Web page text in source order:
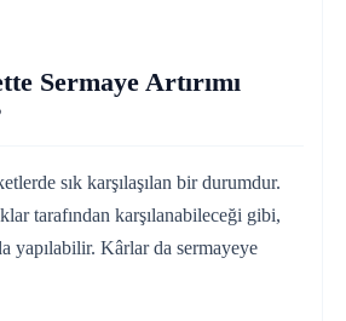
Sermaye Artırımı
sık karşılaşılan bir durumdur.
tarafından karşılanabileceği gibi,
yapılabilir. Kârlar da sermayeye